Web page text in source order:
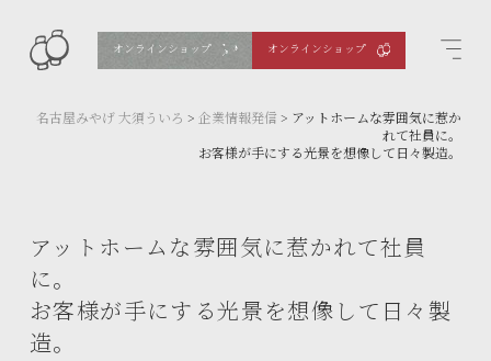
オンラインショップ オンラインショップ
名古屋みやげ 大須ういろ > 企業情報発信 > アットホームな雰囲気に惹か
れて社員に。
お客様が手にする光景を想像して日々製造。
アットホームな雰囲気に惹かれて社員
に。
お客様が手にする光景を想像して日々製
造。